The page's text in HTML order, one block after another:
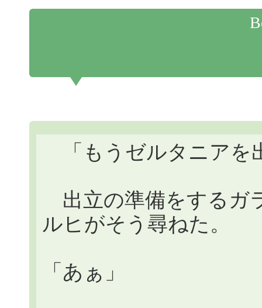
「もうゼルタニアを
出立の準備をするガ
ルヒがそう尋ねた。
「あぁ」